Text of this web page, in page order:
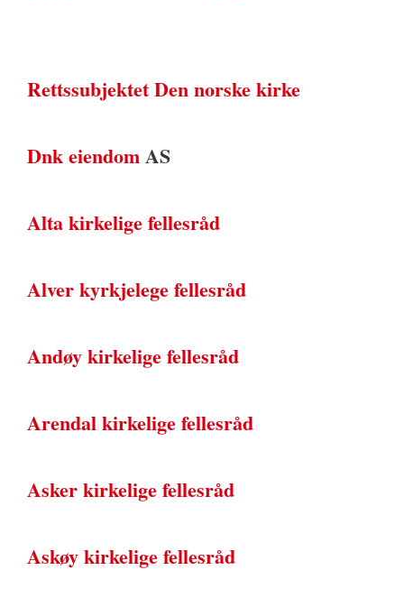
Rettssubjektet Den norske kirke
Dnk eiendomAS
Alta kirkelige fellesråd
Alver kyrkjelege fellesråd
Andøy kirkelige fellesråd
Arendal kirkelige fellesråd
Asker kirkelige fellesråd
Askøy kirkelige fellesråd